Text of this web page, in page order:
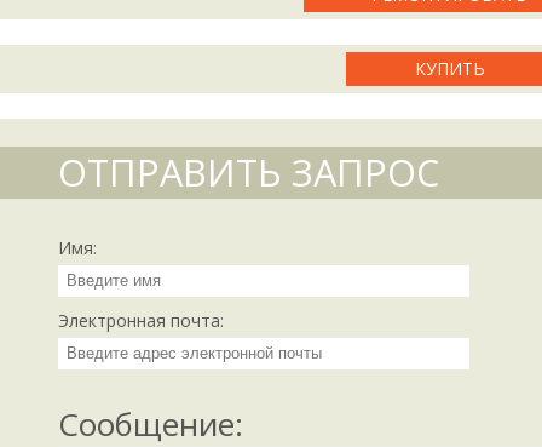
КУПИТЬ
ОТПРАВИТЬ ЗАПРОС
Имя:
Электронная почта:
Сообщение: